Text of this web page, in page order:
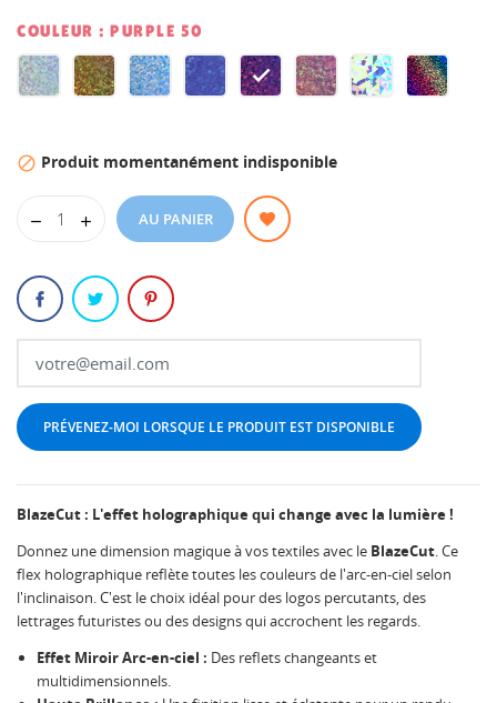
COULEUR : PURPLE 50
SILVERGOLD LIGHT BLUE PURPLEPINK
DIAMOND
 Produit momentanément indisponible
AU PANIER
PRÉVENEZ-MOI LORSQUE LE PRODUIT EST DISPONIBLE
BlazeCut : L'effet holographique qui change avec la lumière !
Donnez une dimension magique à vos textiles avec le BlazeCut. Ce
flex holographique reflète toutes les couleurs de l'arc-en-ciel selon
l'inclinaison. C'est le choix idéal pour des logos percutants, des
lettrages futuristes ou des designs qui accrochent les regards.
Effet Miroir Arc-en-ciel : Des reflets changeants et
multidimensionnels.